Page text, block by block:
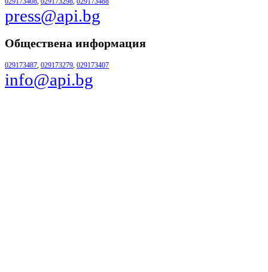
press@api.bg
Обществена информация
029173487, 029173279, 029173407
info@api.bg